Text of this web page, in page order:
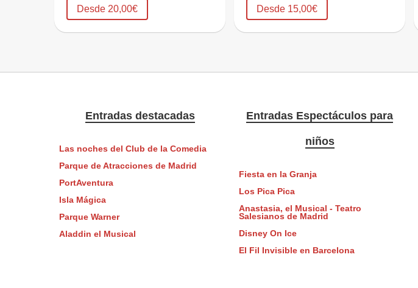
Desde 20,00€ Desde 15,00€
Entradas destacadas
Las noches del Club de la Comedia
Parque de Atracciones de Madrid
PortAventura
Isla Mágica
Parque Warner
Aladdin el Musical
Entradas Espectáculos para
niños
Fiesta en la Granja
Los Pica Pica
Anastasia, el Musical - Teatro
Salesianos de Madrid
Disney On Ice
El Fil Invisible en Barcelona